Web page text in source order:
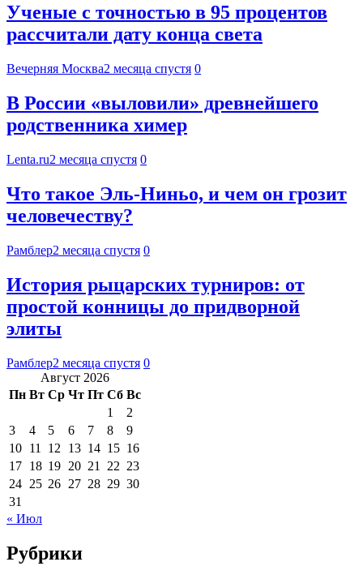
Ученые с точностью в 95 процентов
рассчитали дату конца света
Вечерняя Москва2 месяца спустя 0
В России «выловили» древнейшего
родственника химер
Lenta.ru2 месяца спустя 0
Что такое Эль-Ниньо, и чем он грозит
человечеству?
Рамблер2 месяца спустя 0
История рыцарских турниров: от
простой конницы до придворной
элиты
Рамблер2 месяца спустя 0
Август 2026
Пн Вт Ср Чт Пт Сб Вс
1
2
3
4 5 6 7 8
9
10 11 12 13 14 15 16
17 18 19 20 21 22 23
24 25 26 27 28 29 30
31
« Июл
Рубрики